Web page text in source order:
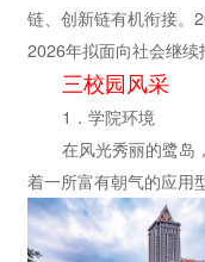
链、创新链有机衔接。
2026年拟面向社会继续
三校园风采
1．学院环境
在风光秀丽的鹭岛
着一所富有朝气的应用